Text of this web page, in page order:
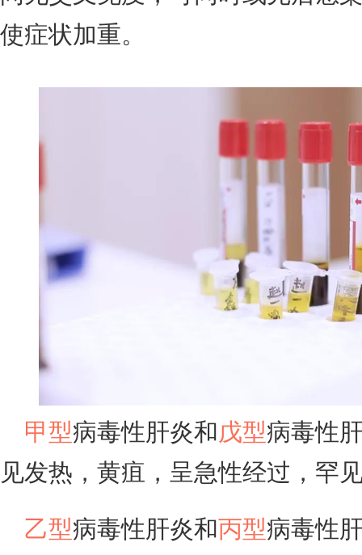
使症状加重。
甲型病毒性肝炎和戊型病毒性
见发热，黄疽，呈急性经过，罕
乙型病毒性肝炎和丙型病毒性